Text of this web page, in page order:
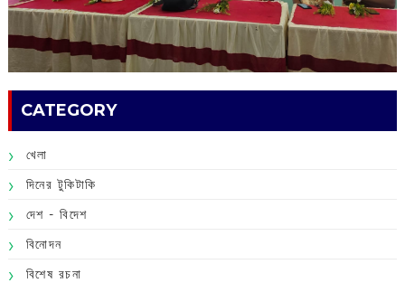
CATEGORY
খেলা
দিনের টুকিটাকি
দেশ - বিদেশ
বিনোদন
বিশেষ রচনা